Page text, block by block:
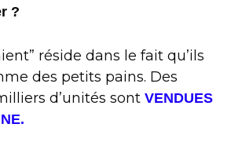
?
réside dans le fait qu’ils
des petits pains. Des
d’unités sont VENDUES